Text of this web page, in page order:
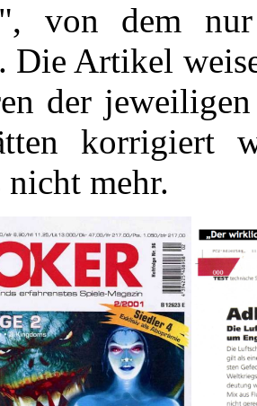
von dem
Die Artikel
der
korrigiert
mehr.